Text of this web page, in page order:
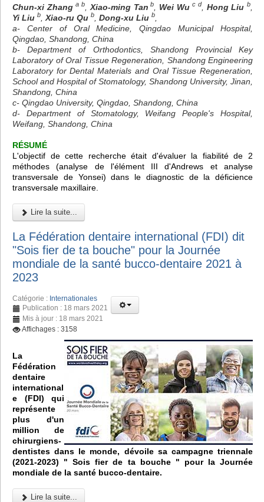
Chun-xi Zhang a b Xiao-ming Tan b Wei Wu c d Hong Liu b
Yi Liu b Xiao-ru Qu b Dong-xu Liu b
a- Center of Oral Medicine, Qingdao Municipal Hospital,
Qingdao, Shandong, China
b- Department of Orthodontics, Shandong Provincial Key
Laboratory of Oral Tissue Regeneration, Shandong Engineering
Laboratory for Dental Materials and Oral Tissue Regeneration,
School and Hospital of Stomatology, Shandong University, Jinan,
Shandong, China
c- Qingdao University, Qingdao, Shandong, China
d- Department of Stomatology, Weifang People's Hospital,
Weifang, Shandong, China
RÉSUMÉ
L'objectif de cette recherche était d'évaluer la fiabilité de 2
méthodes (analyse de l'élément III d'Andrews et analyse
transversale de Yonsei) dans le diagnostic de la déficience
transversale maxillaire.
Lire la suite...
La Fédération dentaire international (FDI) dit
"Sois fier de ta bouche" pour la Journée
mondiale de la santé bucco-dentaire 2021 à
2023
Catégorie : Internationales
Publication : 18 mars 2021
Mis à jour : 18 mars 2021
Affichages : 3158
La
Fédération
dentaire
international
e (FDI) qui
représente
plus d'un
million de
chirurgiens-
dentistes dans le monde, dévoile sa campagne triennale
(2021-2023) " Sois fier de ta bouche " pour la Journée
mondiale de la santé bucco-dentaire.
Lire la suite...